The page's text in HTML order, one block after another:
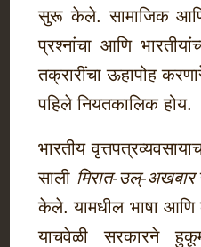
सुरू केले. सामाजिक आणि
प्रश्नांचा आणि
तक्रारींचा ऊहापोह
पहिले नियतकालिक होय.
भारतीय
साली मिरात-उल्-अखबार
केले. यामधील भाषा आणि
याचवेळी सरकारने